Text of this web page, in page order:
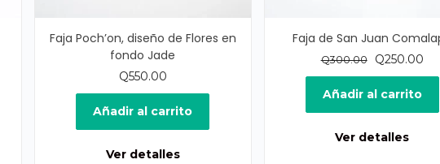
Faja Poch’on, diseño de Flores en
fondo Jade
Q550.00
Añadir al carrito
Ver detalles
Faja de San Juan
Q300.00
El
precio
original
era:
Q250.00El
es:
Añadir al carrito
Ver detalles